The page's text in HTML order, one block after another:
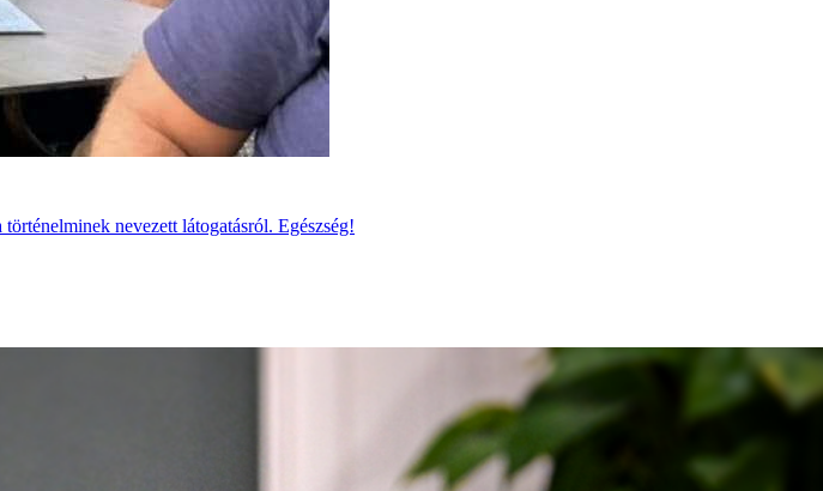
nevezett látogatásról. Egészség!